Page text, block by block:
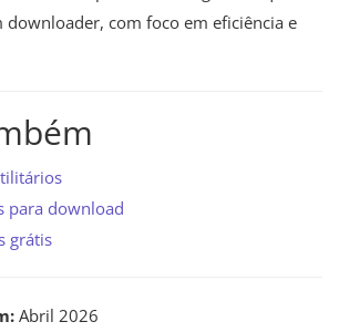
downloader, com foco em eficiência e
para download
grátis
Abril 2026